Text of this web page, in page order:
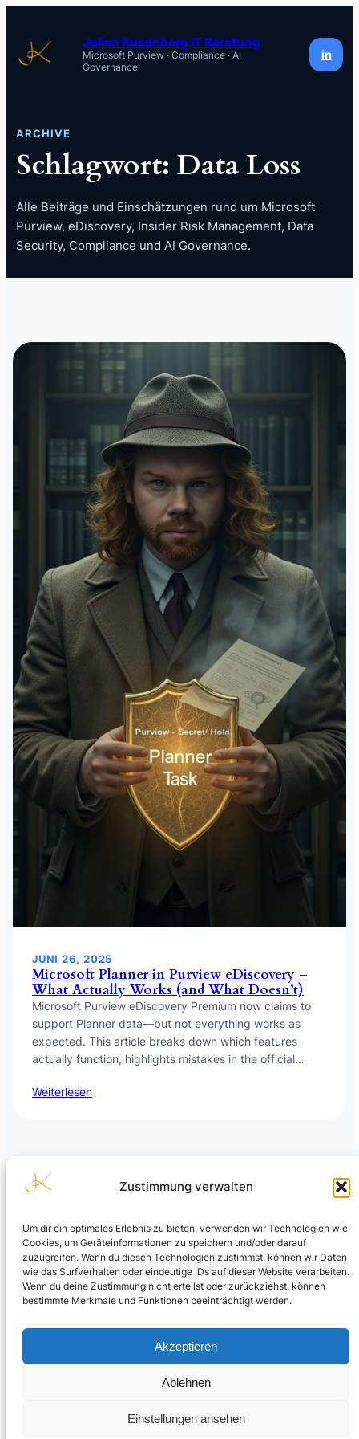
Zustimmung verwalten
Um dir ein optimales Erlebnis zu bieten, verwenden wir Technologien wie
Cookies, um Geräteinformationen zu speichern und/oder darauf
zuzugreifen. Wenn du diesen Technologien zustimmst, können wir Daten
wie das Surfverhalten oder eindeutige IDs auf dieser Website verarbeiten.
Wenn du deine Zustimmung nicht erteilst oder zurückziehst, können
bestimmte Merkmale und Funktionen beeinträchtigt werden.
Akzeptieren
Ablehnen
Einstellungen ansehen
Inhalt
springen
Julian Kusenberg IT Beratung
Microsoft Purview · Compliance · AI
Governance
in
ARCHIVE
Schlagwort: Data Loss
Alle Beiträge und Einschätzungen rund um Microsoft
Purview, eDiscovery, Insider Risk Management, Data
Security, Compliance und AI Governance.
JUNI 26, 2025
Microsoft Planner in Purview eDiscovery –
What Actually Works (and What Doesn’t)
Microsoft Purview eDiscovery Premium now claims to
support Planner data—but not everything works as
expected. This article breaks down which features
actually function, highlights mistakes in the official…
Weiterlesen
Julian Kusenberg
Microsoft Purview, Compliance, eDiscovery, Insider Risk
Management, Data Security und AI Governance.
LinkedIn Profil
Impressum & Haftungsausschluss | Datenschutz